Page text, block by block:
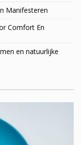
Manifesteren
Comfort En
en natuurlijke